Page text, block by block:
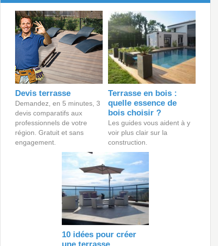
Devis terrasse
Demandez, en 5 minutes, 3
devis comparatifs aux
professionnels de votre
région. Gratuit et sans
engagement.
Terrasse en bois :
quelle essence de
bois choisir ?
Les guides vous aident à y
voir plus clair sur la
construction.
10 idées pour créer